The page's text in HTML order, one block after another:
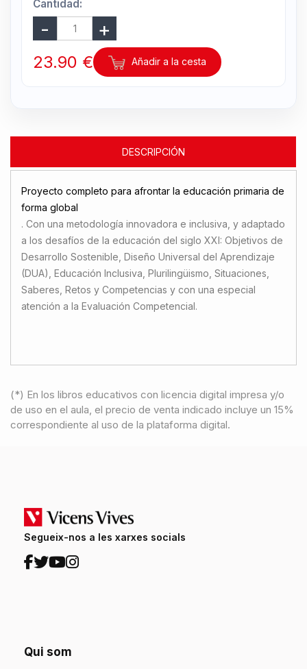
Cantidad:
23.90 € Añadir a la cesta
DESCRIPCIÓN
Proyecto completo para afrontar la educación primaria de
forma global
. Con una metodología innovadora e inclusiva, y adaptado
a los desafíos de la educación del siglo XXI: Objetivos de
Desarrollo Sostenible, Diseño Universal del Aprendizaje
(DUA), Educación Inclusiva, Plurilingüismo, Situaciones,
Saberes, Retos y Competencias y con una especial
atención a la Evaluación Competencial.
(*) En los libros educativos con licencia digital impresa y/o
de uso en el aula, el precio de venta indicado incluye un 15%
correspondiente al uso de la plataforma digital.
Segueix-nos a les xarxes socials
Qui som